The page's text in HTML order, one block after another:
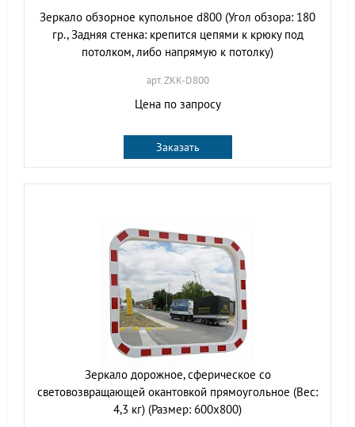
Зеркало обзорное купольное d800 (Угол обзора: 180
гр., Задняя стенка: крепится цепями к крюку под
потолком, либо напрямую к потолку)
арт. ZKK-D800
Цена по запросу
Заказать
Зеркало дорожное, сферическое со
световозвращающей окантовкой прямоугольное (Вес:
4,3 кг) (Размер: 600х800)